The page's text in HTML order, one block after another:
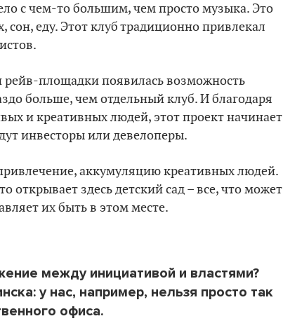
с чем-то большим, чем просто музыка. Это
сон, еду. Этот клуб традиционно привлекал
рейв-площадки появилась возможность
больше, чем отдельный клуб. И благодаря
и креативных людей, этот проект начинает
инвесторы или девелоперы.
аккумуляцию креативных людей.
открывает здесь детский сад – все, что может
их быть в этом месте.
между инициативой и властями?
у нас, например, нельзя просто так
офиса.